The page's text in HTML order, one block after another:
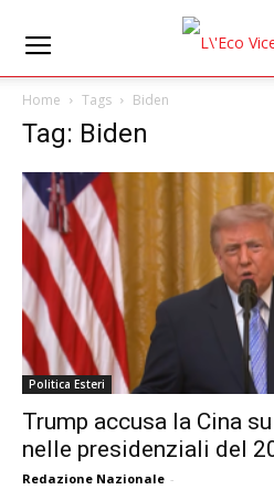
Home Tags Biden
Tag: Biden
Politica Esteri
Trump accusa la Cina
nelle presidenziali del
Redazione Nazionale -